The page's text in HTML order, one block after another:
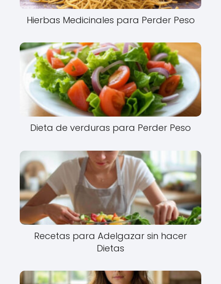
Hierbas Medicinales para Perder Peso
Dieta de verduras para Perder Peso
Recetas para Adelgazar sin hacer
Dietas